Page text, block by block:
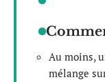
Au moins,
mélange